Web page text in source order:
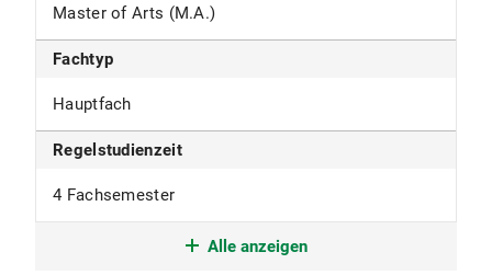
Master of Arts (M.A.)
Fachtyp
Hauptfach
Regelstudienzeit
4 Fachsemester
Alle anzeigen